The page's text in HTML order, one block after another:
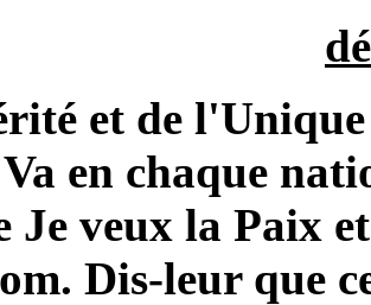
et de
en chaque
Je veux la Paix
Dis-leur que